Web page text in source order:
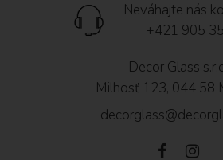
Neváhajte nás
+421 905
Decor Glass
Milhosť 123, 044 58